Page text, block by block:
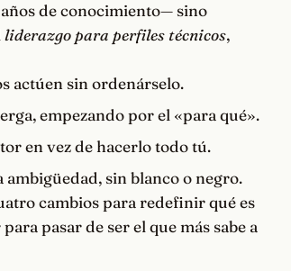
de conocimiento— sino
liderazgo para perfiles técnicos,
actúen sin ordenárselo.
empezando por el «para qué».
en vez de hacerlo todo tú.
ambigüedad, sin blanco o negro.
cambios para redefinir qué es
pasar de ser el que más sabe a